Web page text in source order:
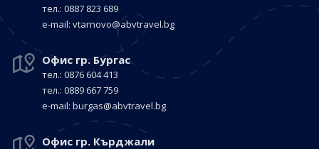
тел.: 0887 823 689
е-mail: vtarnovo@abvtravel.bg
Офис гр. Бургас
тел.: 0876 604 413
тел.: 0889 667 759
е-mail: burgas@abvtravel.bg
Офис гр. Кърджали